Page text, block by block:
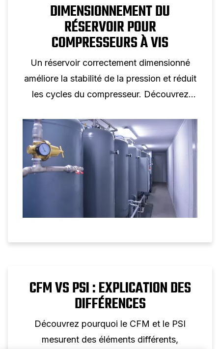
DIMENSIONNEMENT DU
RÉSERVOIR POUR
COMPRESSEURS À VIS
Un réservoir correctement dimensionné
améliore la stabilité de la pression et réduit
les cycles du compresseur. Découvrez
les performances des compresseurs à vis.
CFM VS PSI : EXPLICATION DES
DIFFÉRENCES
Découvrez pourquoi le CFM et le PSI
mesurent des éléments différents,